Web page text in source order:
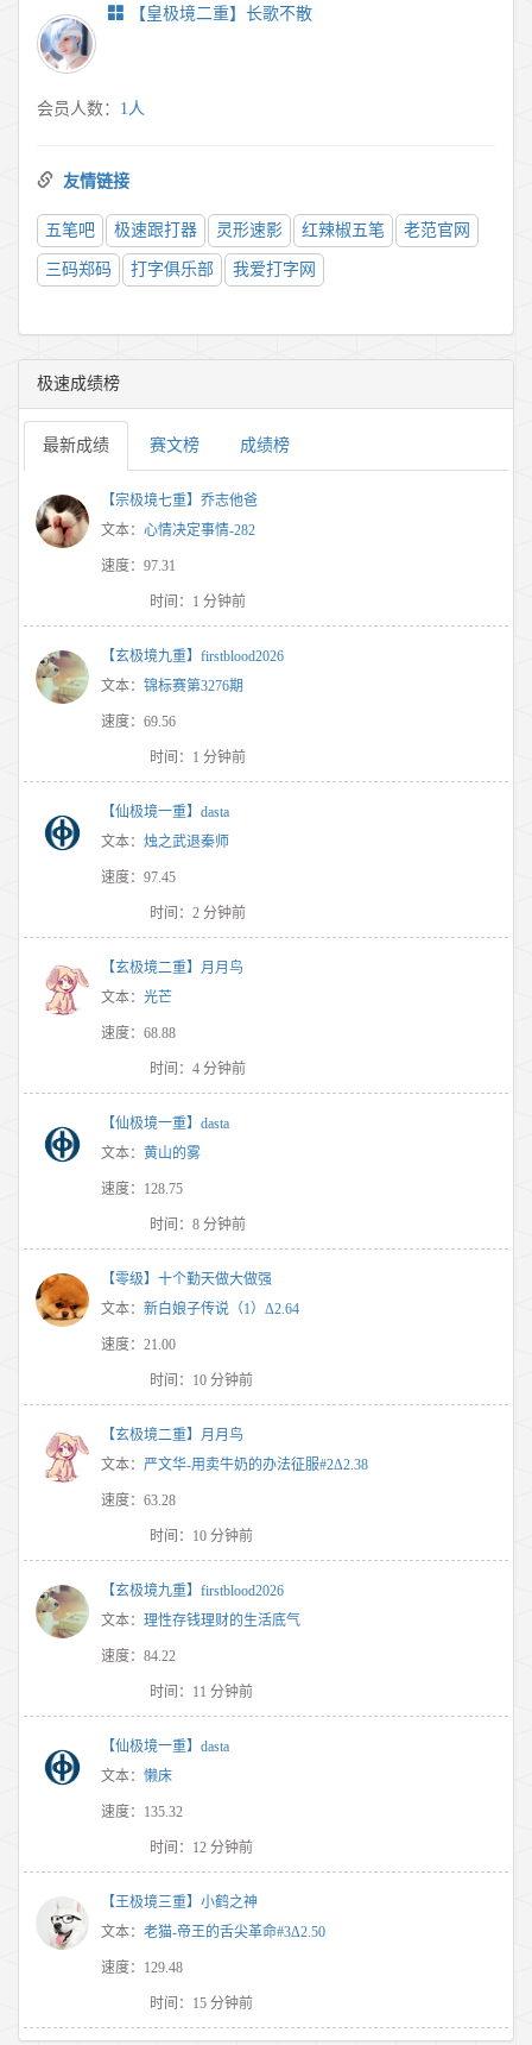
【皇极境二重】长歌不散
会员人数： 1人
友情链接
五笔吧 极速跟打器 灵形速影 红辣椒五笔 老范官网
三码郑码 打字俱乐部 我爱打字网
极速成绩榜
最新成绩 赛文榜 成绩榜
【宗极境七重】乔志他爸
文本： 心情决定事情-282
速度：97.31
时间：1 分钟前
【玄极境九重】firstblood2026
文本： 锦标赛第3276期
速度：69.56
时间：1 分钟前
【仙极境一重】dasta
文本： 烛之武退秦师
速度：97.45
时间：2 分钟前
【玄极境二重】月月鸟
文本： 光芒
速度：68.88
时间：4 分钟前
【仙极境一重】dasta
文本： 黄山的雾
速度：128.75
时间：8 分钟前
【零级】十个勤天做大做强
文本： 新白娘子传说（1）Δ2.64
速度：21.00
时间：10 分钟前
【玄极境二重】月月鸟
文本： 严文华-用卖牛奶的办法征服#2Δ2.38
速度：63.28
时间：10 分钟前
【玄极境九重】firstblood2026
文本： 理性存钱理财的生活底气
速度：84.22
时间：11 分钟前
【仙极境一重】dasta
文本： 懒床
速度：135.32
时间：12 分钟前
【王极境三重】小鹤之神
文本： 老猫-帝王的舌尖革命#3Δ2.50
速度：129.48
时间：15 分钟前